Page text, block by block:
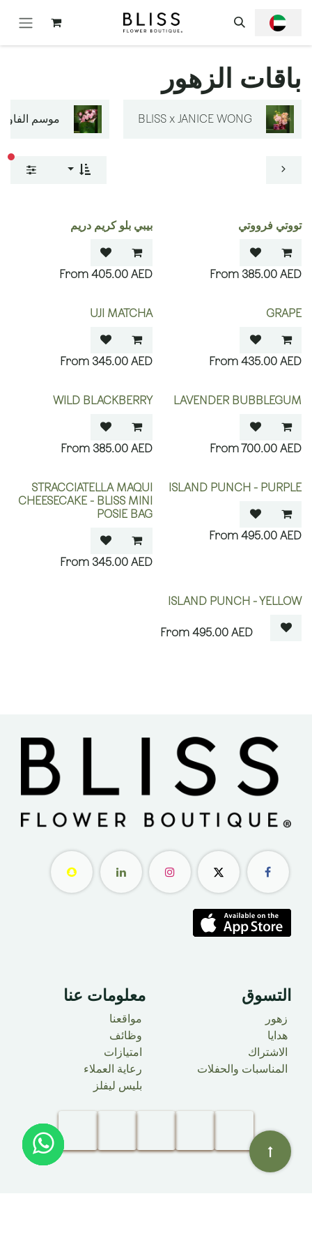
باقات الزهور
BLISS x JANICE WONG موسم
تووتي فرووتي
385.00 AED
بيبي بلو كريم دريم
405.00 AED
GRAPE
435.00 AED
UJI MATCHA
345.00 AED
LAVENDER BUBBLEGUM
700.00 AED
WILD BLACKBERRY
385.00 AED
ISLAND PUNCH - PURPLE
495.00 AED
STRACCIATELLA MAQUI
CHEESECAKE - BLISS MINI
POSIE BAG
345.00 AED
ISLAND PUNCH - YELLOW
495.00 AED
التسوق
زهور
هدايا
الاشتراك
المناسبات والحفلات
معلومات عنا ​
مواقعنا
وظائف
امتيازات
رعاية العملاء
بليس ليفلز